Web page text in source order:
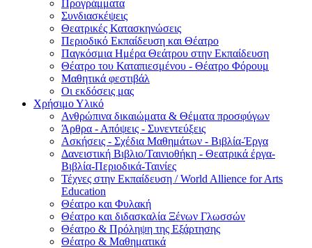
Προγράμματα
Συνδιασκέψεις
Θεατρικές Κατασκηνώσεις
Περιοδικό Εκπαίδευση και Θέατρο
Παγκόσμια Ημέρα Θεάτρου στην Εκπαίδευση
Θέατρο του Καταπιεσμένου - Θέατρο Φόρουμ
Μαθητικά φεστιβάλ
Οι εκδόσεις μας
Χρήσιμο Υλικό
Ανθρώπινα δικαιώματα & Θέματα προσφύγων
Άρθρα - Απόψεις - Συνεντεύξεις
Ασκήσεις - Σχέδια Μαθημάτων - Βιβλία-Έργα
Δανειστική Βιβλιο/Ταινιοθήκη - Θεατρικά έργα-
Βιβλία-Περιοδικά-Ταινίες
Τέχνες στην Εκπαίδευση / World Allience for Arts
Education
Θέατρο και Φυλακή
Θέατρο και διδασκαλία Ξένων Γλωσσών
Θέατρο & Πρόληψη της Εξάρτησης
Θέατρο & Μαθηματικά